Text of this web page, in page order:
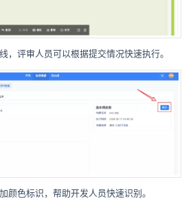
，评审人员可以根据提交情况快速执行。
颜色标识，帮助开发人员快速识别。